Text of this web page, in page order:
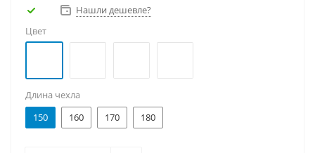
Нашли дешевле?
Цвет
Длина чехла
150
160 170 180